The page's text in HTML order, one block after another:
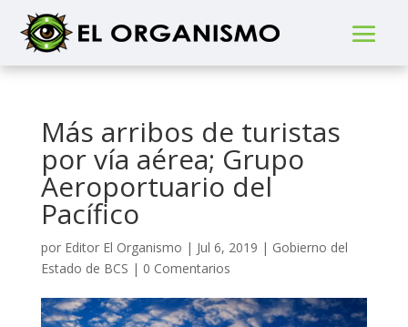
Más arribos de turistas
por vía aérea; Grupo
Aeroportuario del
Pacífico
por Editor El Organismo | Jul 6, 2019 | Gobierno del
Estado de BCS | 0 Comentarios